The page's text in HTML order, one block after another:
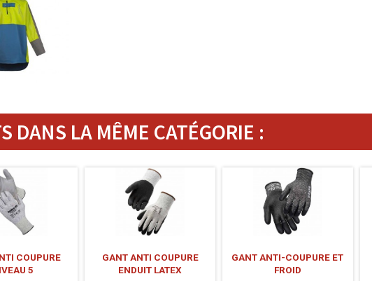
DANS LA MÊME CATÉGORIE :
COUPURE
5
GANT ANTI COUPURE
ENDUIT LATEX
GANT ANTI-COUPURE ET
FROID